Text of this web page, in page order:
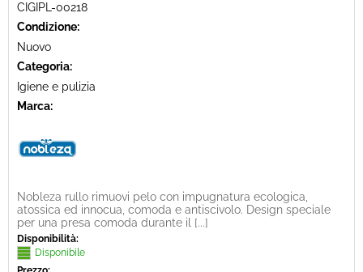
CIGIPL-00218
Condizione:
Nuovo
Categoria:
Igiene e pulizia
Marca:
Nobleza rullo rimuovi pelo con impugnatura ecologica,
atossica ed innocua, comoda e antiscivolo. Design speciale
per una presa comoda durante il [...]
Disponibilità:
Disponibile